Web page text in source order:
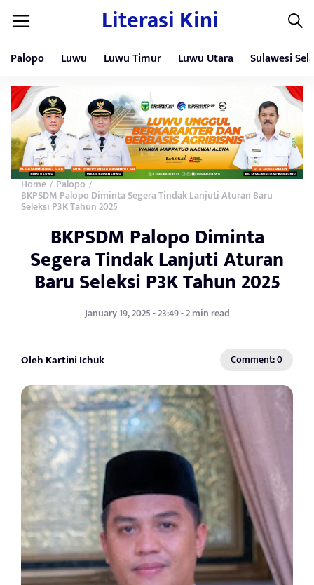
Literasi Kini
Palopo Luwu Luwu Timur Luwu Utara Sulawesi
Home / Palopo /
BKPSDM Palopo Diminta Segera Tindak Lanjuti Aturan Baru
Seleksi P3K Tahun 2025
BKPSDM Palopo Diminta
Segera Tindak Lanjuti Aturan
Baru Seleksi P3K Tahun 2025
January 19, 2025 - 23:49 - 2 min read
Oleh Kartini Ichuk Comment: 0